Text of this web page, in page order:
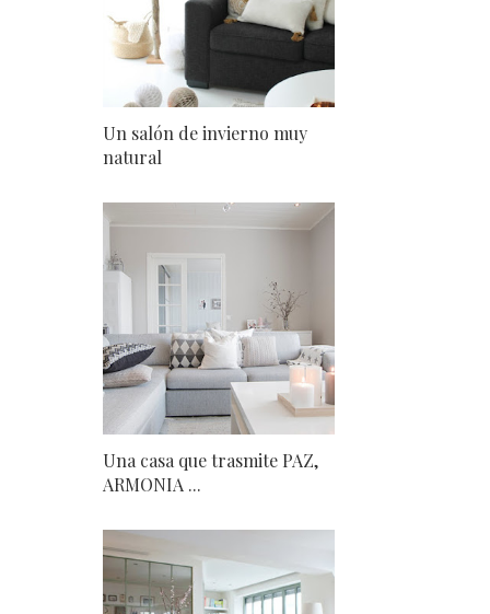
Un salón de invierno muy
natural
Una casa que trasmite PAZ,
ARMONIA ...